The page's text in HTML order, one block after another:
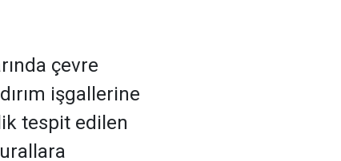
çevre
işgallerine
tespit edilen